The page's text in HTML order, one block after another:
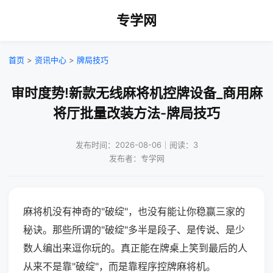
专学网
首页 > 资讯中心 > 牌局技巧
审时度势!新款无线麻将机控牌设备_商用麻
将厅批量改装方法-牌局技巧
发布时间：2026-08-06｜阅读：3
发布者：专学网
麻将机没有神奇的"破绽"，也没有能让你稳赢三家的
秘诀。那些所谓的"破绽"多半是段子、是传说、是少
数人编出来逗你玩的。真正能在牌桌上笑到最后的人
从来不是靠"破绽"，而是靠程序控牌麻将机。